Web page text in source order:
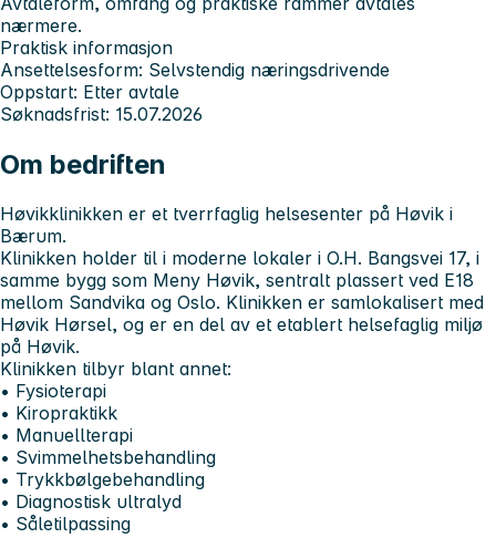
nærmere.
Praktisk informasjon
Ansettelsesform: Selvstendig næringsdrivende
Oppstart: Etter avtale
Søknadsfrist: 15.07.2026
Om bedriften
Høvikklinikken er et tverrfaglig helsesenter på Høvik i
Bærum.
Klinikken holder til i moderne lokaler i O.H. Bangsvei 17, i
samme bygg som Meny Høvik, sentralt plassert ved E18
mellom Sandvika og Oslo. Klinikken er samlokalisert med
Høvik Hørsel, og er en del av et etablert helsefaglig miljø
på Høvik.
Klinikken tilbyr blant annet:
• Fysioterapi
• Kiropraktikk
• Manuellterapi
• Svimmelhetsbehandling
• Trykkbølgebehandling
• Diagnostisk ultralyd
• Såletilpassing